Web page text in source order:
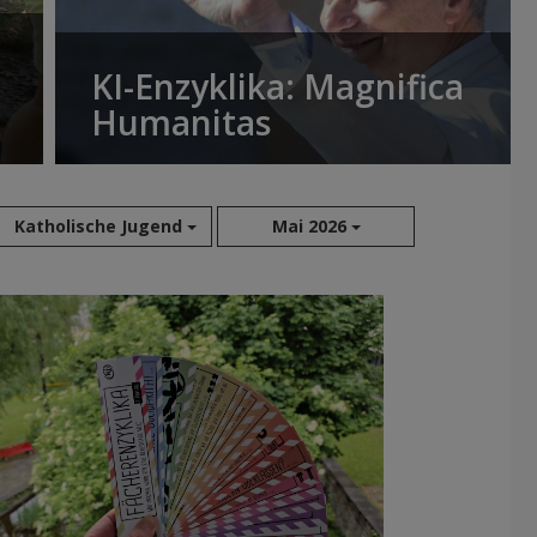
KI-Enzyklika: Magnifica
Humanitas
Katholische Jugend Mai 2026
Aug 2026
Jul 2026
Jun 2026
Mai 2026
Apr 2026
Mär 2026
Feb 2026
Jan 2026